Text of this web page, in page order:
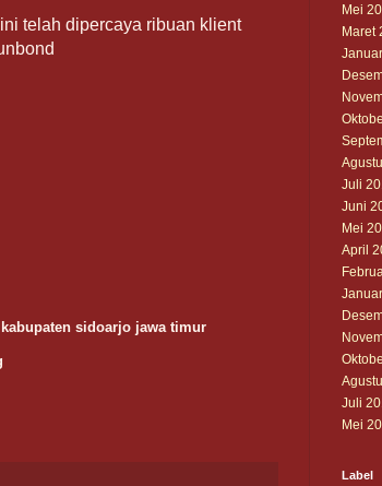
telah dipercaya ribuan klient
sidoarjo jawa timur
Mei
Maret
Juli
Juni
Mei
April
Juli
Mei
Label